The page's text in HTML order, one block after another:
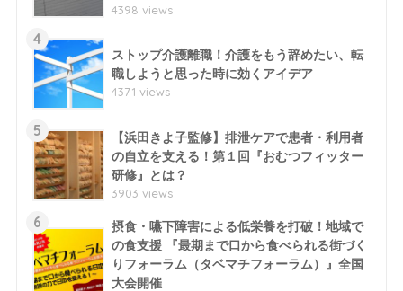
4398 views
4
ストップ介護離職！介護をもう辞めたい、転
職しようと思った時に効くアイデア
4371 views
5
【浜田きよ子監修】排泄ケアで患者・利用者
の自立を支える！第１回『おむつフィッター
研修』とは？
3903 views
6
摂食・嚥下障害による低栄養を打破！地域で
の食支援 『最期まで口から食べられる街づく
りフォーラム（タベマチフォーラム）』全国
大会開催